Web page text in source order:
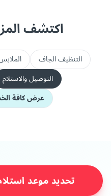
اكتشف
التنظيف الجاف
التوصيل والاستلام
عرض كافة
تحديد موعد